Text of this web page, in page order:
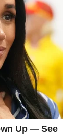
– ona je vaš
vrata
rešavate
potrebno